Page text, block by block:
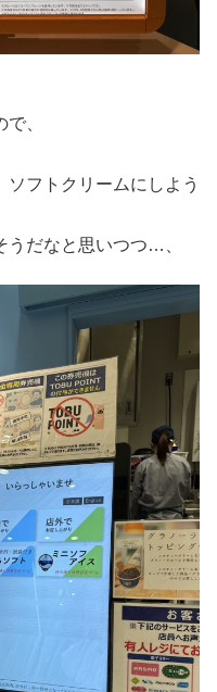
、
フトクリームにしよう
うだなと思いつつ…、